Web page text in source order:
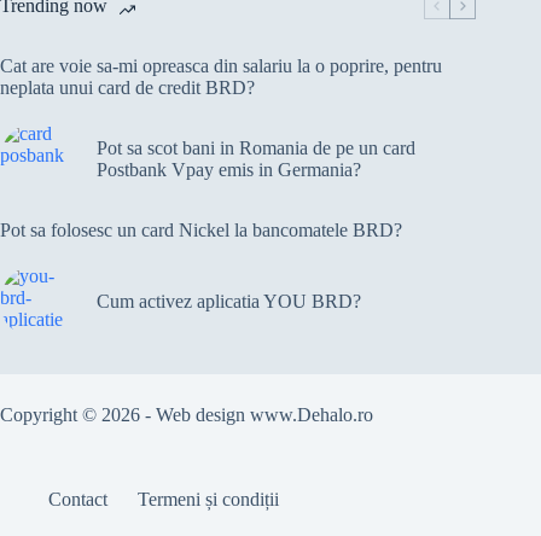
Trending now
Cat are voie sa-mi opreasca din salariu la o poprire, pentru
neplata unui card de credit BRD?
Pot sa scot bani in Romania de pe un card
Postbank Vpay emis in Germania?
Pot sa folosesc un card Nickel la bancomatele BRD?
Cum activez aplicatia YOU BRD?
Copyright © 2026 - Web design www.Dehalo.ro
Contact Termeni și condiții